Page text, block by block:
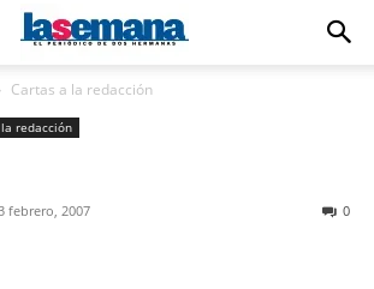
Cartas a la redacción
redacción
febrero, 2007 0